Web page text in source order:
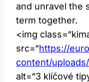
and unravel the
term together.
<img
src=“https://
content/
alt=“3 klíčové